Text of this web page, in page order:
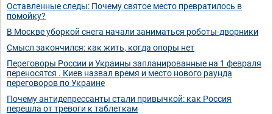
Оставленные следы: Почему святое место превратилось в
помойку?
В Москве уборкой снега начали заниматься роботы-дворники
Смысл закончился: как жить, когда опоры нет
Переговоры России и Украины запланированные на 1 февраля
переносятся . Киев назвал время и место нового раунда
переговоров по Украине
Почему антидепрессанты стали привычкой: как Россия
перешла от тревоги к таблеткам